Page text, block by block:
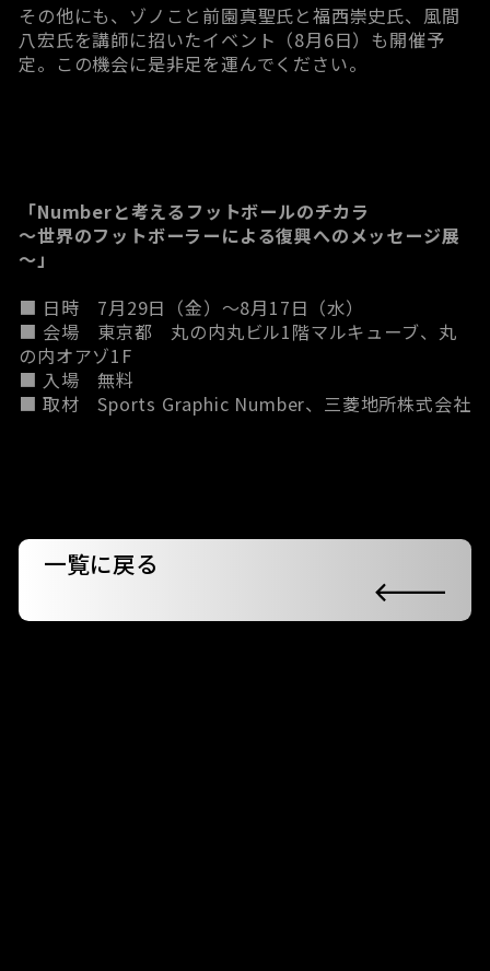
その他にも、ゾノこと前園真聖氏と福西崇史氏、風間
八宏氏を講師に招いたイベント（8月6日）も開催予
定。この機会に是非足を運んでください。
「Numberと考えるフットボールのチカラ
～世界のフットボーラーによる復興へのメッセージ展
～」
■ 日時 7月29日（金）～8月17日（水）
■ 会場 東京都 丸の内丸ビル1階マルキューブ、丸
の内オアゾ1F
■ 入場 無料
■ 取材 Sports Graphic Number、三菱地所株式会社
一覧に戻る